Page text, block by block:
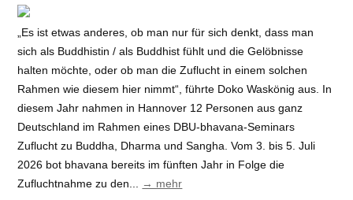
„Es ist etwas anderes, ob man nur für sich denkt, dass man
sich als Buddhistin / als Buddhist fühlt und die Gelöbnisse
halten möchte, oder ob man die Zuflucht in einem solchen
Rahmen wie diesem hier nimmt“, führte Doko Waskönig aus. In
diesem Jahr nahmen in Hannover 12 Personen aus ganz
Deutschland im Rahmen eines DBU-bhavana-Seminars
Zuflucht zu Buddha, Dharma und Sangha. Vom 3. bis 5. Juli
2026 bot bhavana bereits im fünften Jahr in Folge die
Zufluchtnahme zu den... → mehr